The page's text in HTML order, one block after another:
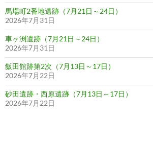
馬場町2番地遺跡（7月21日～24日）
2026年7月31日
車ヶ渕遺跡（7月21日～24日）
2026年7月31日
飯田館跡第2次（7月13日～17日）
2026年7月22日
砂田遺跡・西原遺跡（7月13日～17日）
2026年7月22日